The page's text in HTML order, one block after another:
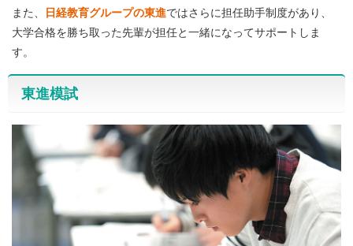
また、 日経教育グループの東進ではさらに担任助手制度があり、
大学合格を勝ち取った先輩が担任と一緒になってサポートしま
す。
東進模試